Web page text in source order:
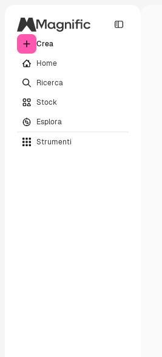
Crea
Home
Ricerca
Stock
Esplora
Strumenti